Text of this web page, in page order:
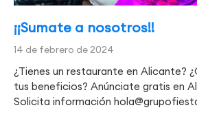
¡¡Sumate a nosotros!!
14 de febrero de 2024
¿Tienes un restaurante en Alicante?
tus beneficios? Anúnciate gratis en
Solicita información